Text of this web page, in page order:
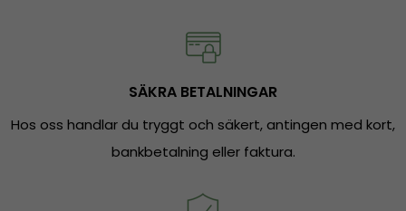
SÄKRA BETALNINGAR
Hos oss handlar du tryggt och säkert, antingen med kort,
bankbetalning eller faktura.